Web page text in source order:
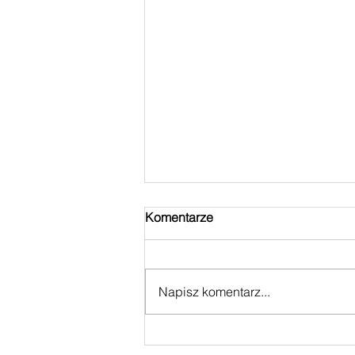
LUCYFERIANIZM
Komentarze
Napisz komentarz...